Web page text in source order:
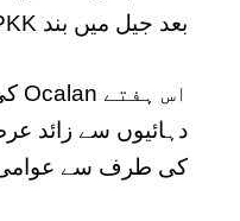
بعد جیل میں بند PKK رہنما عبداللہ اوکلان نے گروپ کو ختم کرنے کا کہا تھا۔
کی طرف سے عوامی